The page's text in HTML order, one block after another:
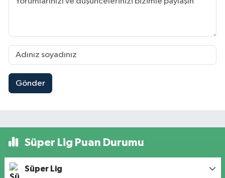
Gönder
Süper Lig Puan Durumu
Süper Lig